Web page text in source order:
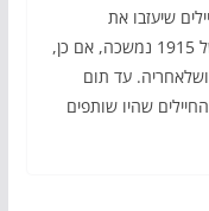
שיעזבו את
החפירות שלהם ללא היתר. בחג המולד של 1915 נמשכה, אם כן,
עד תום
שהיו שותפים